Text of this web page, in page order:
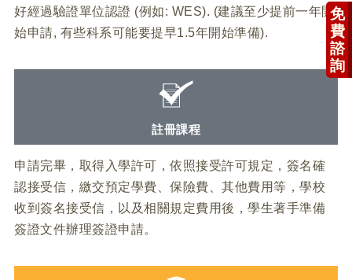
好經過驗證單位認證 (例如: WES). (建議至少提前一年開
始申請, 有些科系可能要提早1.5年開始準備).
註冊課程
申請完畢，取得入學許可，依照接受許可規定，簽名確
認接受信，繳交預定學費、保險費、其他費用等，學校
收到簽名接受信，以及相關規定費用後，學生著手準備
簽證文件辦理簽證申請。
免
費
諮
詢